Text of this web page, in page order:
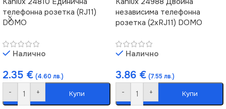
телефонна розетка (RJ11)
DOMO
Налично
2.35 € (4.60 лв.)
- + Купи
независима телефонна
розетка (2xRJ11) DOMO
Налично
3.86 € (7.55 лв.)
- + Купи